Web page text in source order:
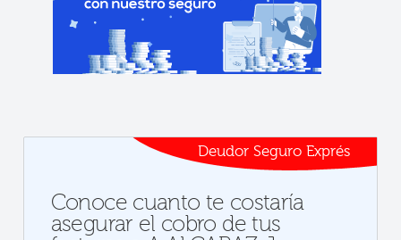
Deudor Seguro Exprés
Conoce cuanto te costaría
asegurar el cobro de tus